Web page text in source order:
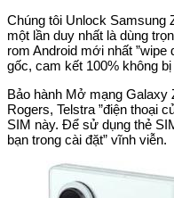
Chúng tôi Unlock Samsung
một lần duy nhất là dùng
rom Android mới nhất ”wipe
gốc, cam kết 100% không
Bảo hành Mở mạng Galaxy
Rogers, Telstra ”điện thoại
SIM này. Để sử dụng thẻ
bạn trong cài đặt” vĩnh viễn.